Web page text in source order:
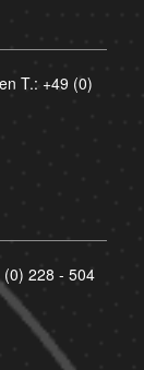
T.: +49 (0)
(0) 228 - 504